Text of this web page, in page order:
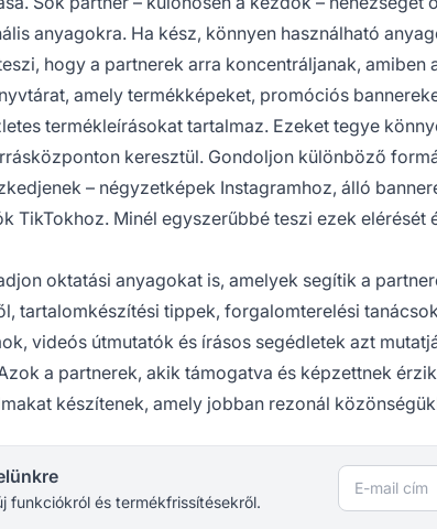
anyagokra. Ha kész, könnyen használható
hogy a partnerek arra koncentráljanak, amiben
amely termékképeket, promóciós
termékleírásokat tartalmaz. Ezeket tegye
keresztül. Gondoljon különböző
– négyzetképek Instagramhoz, álló
TikTokhoz. Minél egyszerűbbé teszi ezek elérését
oktatási anyagokat is, amelyek segítik a
tartalomkészítési tippek, forgalomterelési
videós útmutatók és írásos segédletek azt
a partnerek, akik támogatva és képzettnek
készítenek, amely jobban rezonál
funkciókról és termékfrissítésekről.
E-mail cím